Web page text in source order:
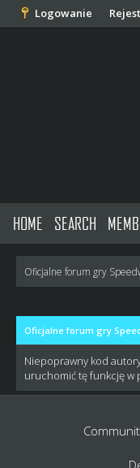
Logowanie
HOME SEARCH
Oficjalne forum gry
Oficjalne forum gry
Niepoprawny kod
uruchomić tę funkcję w